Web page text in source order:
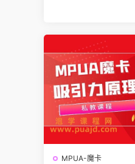
MPUA-魔卡